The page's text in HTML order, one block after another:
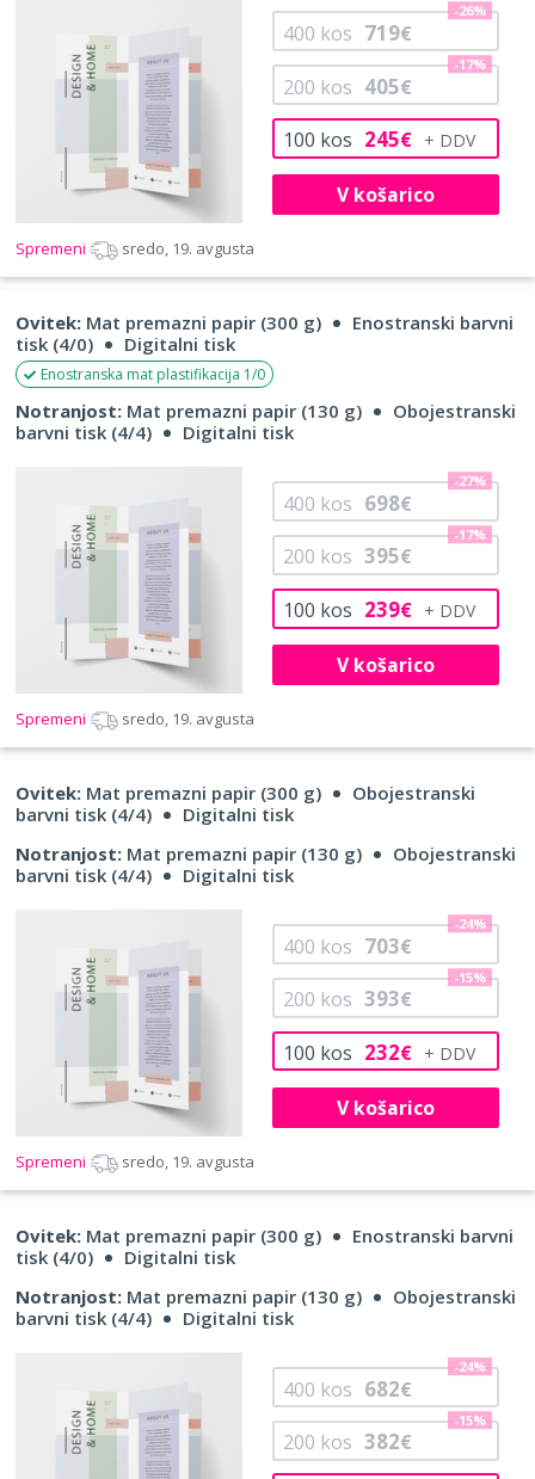
100 kos 245€
200 kos 405€
-17%
400 kos 719€
-26%
V košarico
Spremeni sredo, 19. avgusta
Ovitek: Mat premazni papir (300 g)
Enostranski barvni
tisk (4/0)
Digitalni tisk
Enostranska mat plastifikacija 1/0
Notranjost: Mat premazni papir (130 g)
Obojestranski
barvni tisk (4/4)
Digitalni tisk
100 kos 239€
200 kos 395€
-17%
400 kos 698€
-27%
V košarico
Spremeni sredo, 19. avgusta
Ovitek: Mat premazni papir (300 g)
Obojestranski
barvni tisk (4/4)
Digitalni tisk
Notranjost: Mat premazni papir (130 g)
Obojestranski
barvni tisk (4/4)
Digitalni tisk
100 kos 232€
200 kos 393€
-15%
400 kos 703€
-24%
V košarico
Spremeni sredo, 19. avgusta
Ovitek: Mat premazni papir (300 g)
Enostranski barvni
tisk (4/0)
Digitalni tisk
Notranjost: Mat premazni papir (130 g)
Obojestranski
barvni tisk (4/4)
Digitalni tisk
200 kos 382€
-15%
400 kos 682€
-24%